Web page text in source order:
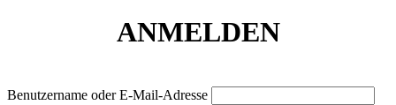
ANMELDEN
Benutzername oder E-Mail-Adresse